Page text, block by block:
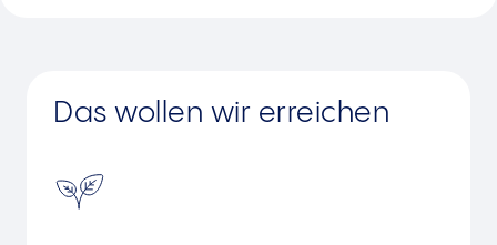
Das wollen wir erreichen